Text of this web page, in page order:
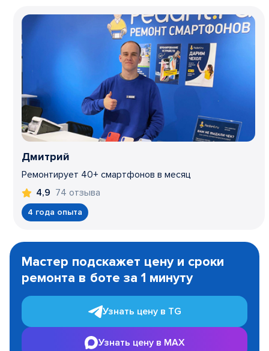
Дмитрий
Ремонтирует 40+ смартфонов в месяц
4,9 74 отзыва
4 года опыта
1
Мастер подскажет цену и сроки
ремонта в боте за 1 минуту
Узнать цену в TG
Узнать цену в MAX